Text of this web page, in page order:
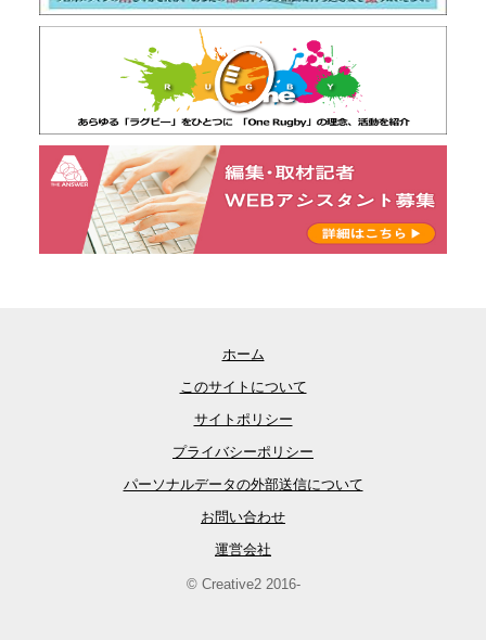
ホーム
このサイトについて
サイトポリシー
プライバシーポリシー
パーソナルデータの外部送信について
お問い合わせ
運営会社
© Creative2 2016-